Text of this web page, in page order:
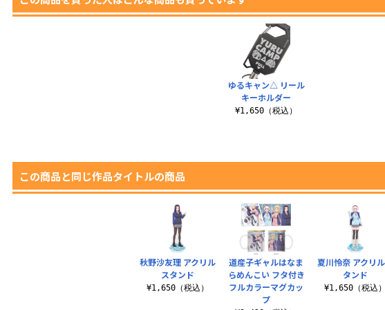
ゆるキャン△ リール
キーホルダー
¥1,650（税込）
この商品と同じ作品タイトルの商品
道産子ギャルはなま
らめんこい フタ付き
フルカラーマグカッ
プ
夏川怜奈 アクリ
タンド
¥1,650（税込
秋野沙友理 アクリル
スタンド
¥1,650（税込）